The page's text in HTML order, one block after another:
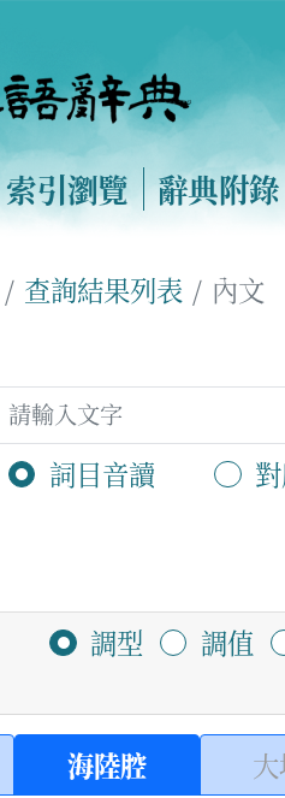
索引瀏覽 辭典附錄
查詢結果列表 內文
詞目音讀
調型 調值
海陸腔